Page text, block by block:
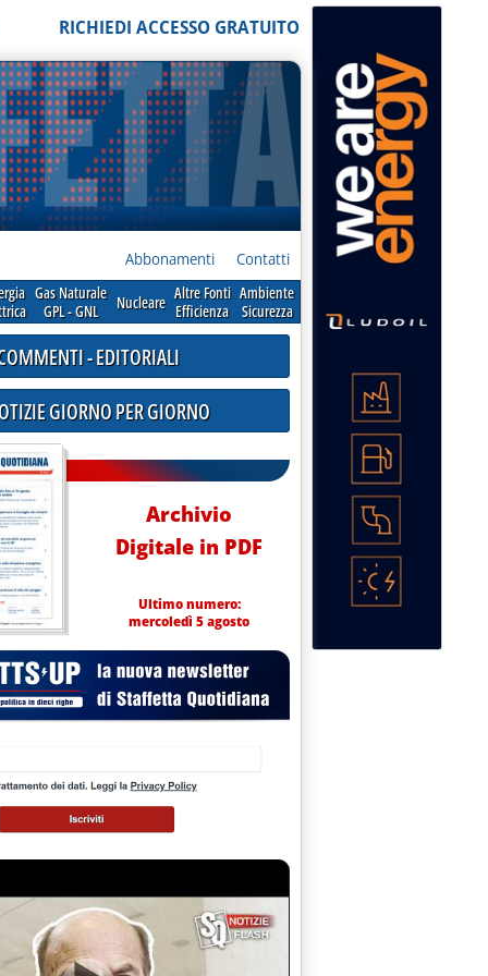
RICHIEDI ACCESSO GRATUITO
Abbonamenti Contatti
Gas Naturale
GPL - GNL
Nucleare Altre Fonti
Efficienza
Ambiente
Sicurezza
AI COMUNI'
- EDITORIALI
GIORNO PER GIORNO
Archivio
Digitale in PDF
Ultimo numero:
mercoledì 5 agosto